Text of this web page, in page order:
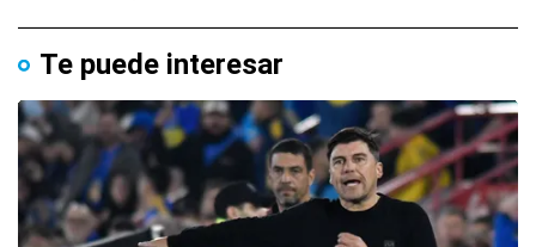
Te puede interesar